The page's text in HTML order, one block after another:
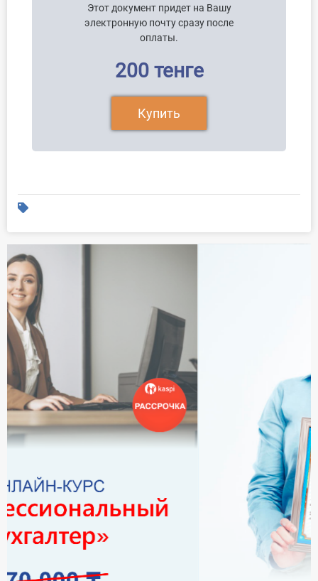
Этот документ придет на Вашу
электронную почту сразу после
оплаты.
200 тенге
Купить